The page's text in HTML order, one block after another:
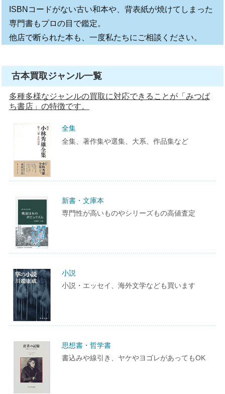
ISBNコードがない古い和本や、背表紙が焼けてしまった
専門書もプロの目で鑑定。
他店で断られた本も、一度私たちにご相談ください。
古本買取ジャンル一覧
多種多様なジャンルの買取に対応できることが「みつば
ち書店」の特徴です。
全集
全集、著作集や選集、大系、作品集など
新書・文庫本
専門性が高いものやシリーズもの高値査定
小説
小説・エッセイ、海外文学なども買います
思想書・哲学書
書込みや線引き、ヤケやヨゴレがあってもOK